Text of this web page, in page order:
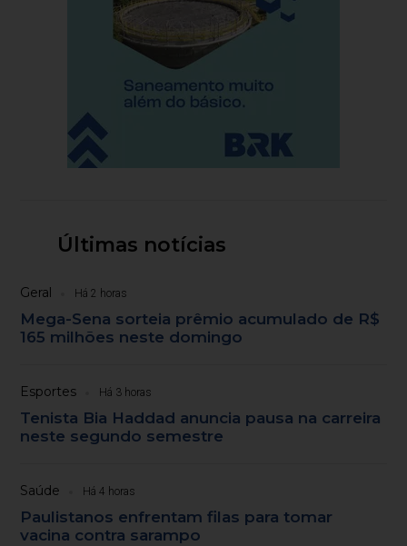
Últimas notícias
Geral Há 2 horas
Mega-Sena sorteia prêmio acumulado de R$
165 milhões neste domingo
Esportes Há 3 horas
Tenista Bia Haddad anuncia pausa na carreira
neste segundo semestre
Saúde Há 4 horas
Paulistanos enfrentam filas para tomar
vacina contra sarampo